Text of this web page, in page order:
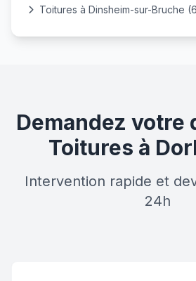
Toitures à Dinsheim-sur-Bruche
Demandez votre
Toitures à
Intervention rapide et
24h